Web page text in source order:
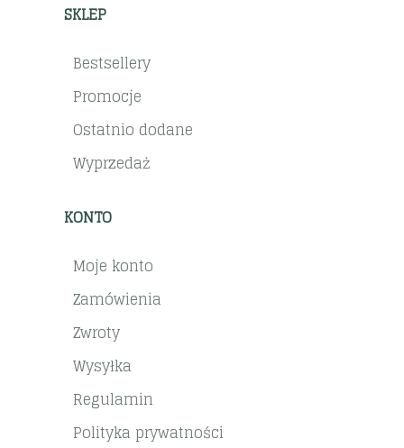
SKLEP
Bestsellery
Promocje
Ostatnio dodane
Wyprzedaż
KONTO
Moje konto
Zamówienia
Zwroty
Wysyłka
Regulamin
Polityka prywatności